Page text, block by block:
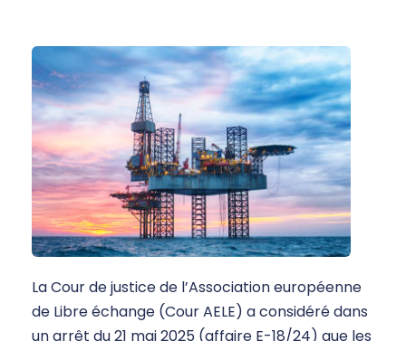
La Cour de justice de l’Association européenne
de Libre échange (Cour AELE) a considéré dans
un arrêt du 21 mai 2025 (affaire E-18/24) que les